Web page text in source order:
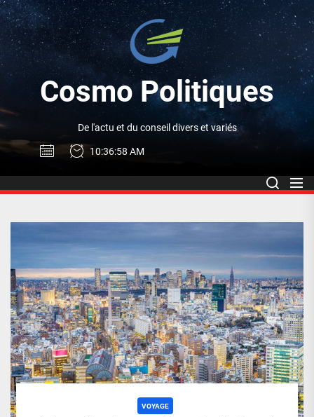
Skip
to
the
content
Cosmo Politiques
De l'actu et du conseil divers et variés
10:36:58 AM
VOYAGE